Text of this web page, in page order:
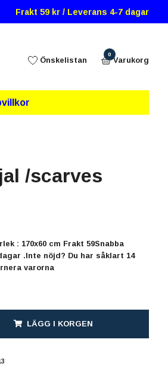
Frakt 59 kr / Leverans 4-7 dagar
Önskelistan
0
Varukorg
/scarves
: 170x60 cm Frakt 59Snabba
.Inte nöjd? Du har såklart 14
varorna
LÄGG I KORGEN